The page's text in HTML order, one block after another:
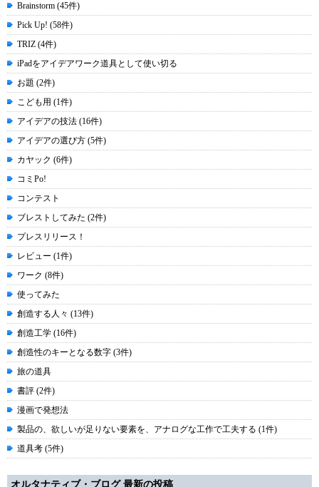
Brainstorm (45件)
Pick Up! (58件)
TRIZ (4件)
iPadをアイデアワーク道具として使い切る
お題 (2件)
こども用 (1件)
アイデアの技法 (16件)
アイデアの選び方 (5件)
カヤック (6件)
コミPo!
コンテスト
ブレストしてみた (2件)
プレスリリース！
レビュー (1件)
ワーク (8件)
使ってみた
創造する人々 (13件)
創造工学 (16件)
創造性のキーとなる数字 (3件)
旅の道具
書評 (2件)
漫画で発想法
製品の、欲しいが足りない要素を、アナログな工作で工夫する (1件)
道具考 (5件)
オルタナティブ・ブログ 最新の投稿